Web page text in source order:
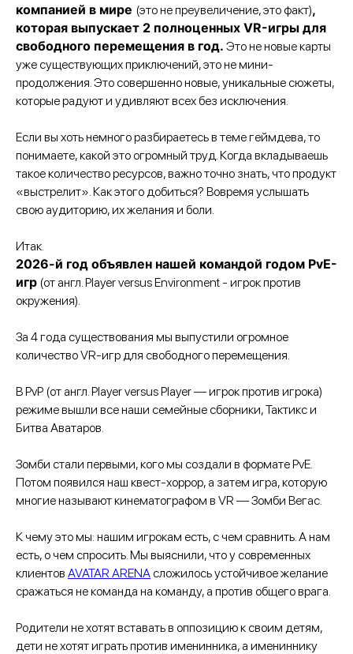
компанией в мире (это не преувеличение, это факт),
которая выпускает 2 полноценных VR-игры для
свободного перемещения в год. Это не новые карты
уже существующих приключений, это не мини-
продолжения. Это совершенно новые, уникальные сюжеты,
которые радуют и удивляют всех без исключения.
Если вы хоть немного разбираетесь в теме геймдева, то
понимаете, какой это огромный труд. Когда вкладываешь
такое количество ресурсов, важно точно знать, что продукт
«выстрелит». Как этого добиться? Вовремя услышать
свою аудиторию, их желания и боли.
Итак.
2026-й год объявлен нашей командой годом PvE-
игр (от англ. Player versus Environment - игрок против
окружения).
За 4 года существования мы выпустили огромное
количество VR-игр для свободного перемещения.
В PvP (от англ. Player versus Player — игрок против игрока)
режиме вышли все наши семейные сборники, Тактикс и
Битва Аватаров.
Зомби стали первыми, кого мы создали в формате PvE.
Потом появился наш квест-хоррор, а затем игра, которую
многие называют кинематографом в VR — Зомби Вегас.
К чему это мы: нашим игрокам есть, с чем сравнить. А нам
есть, о чем спросить. Мы выяснили, что у современных
клиентов AVATAR ARENA сложилось устойчивое желание
сражаться не команда на команду, а против общего врага.
Родители не хотят вставать в оппозицию к своим детям,
дети не хотят играть против именинника, а имениннику